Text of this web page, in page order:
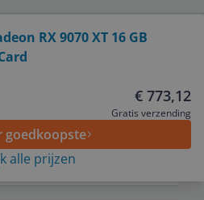
RX 9070 XT 16 GB
€ 773,12
Gratis verzending
goedkoopste
alle prijzen